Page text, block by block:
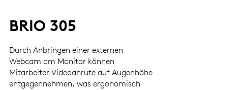
BRIO 305
Durch Anbringen einer externen
Webcam am Monitor können
Mitarbeiter Videoanrufe auf Augenhöhe
entgegennehmen, was ergonomisch